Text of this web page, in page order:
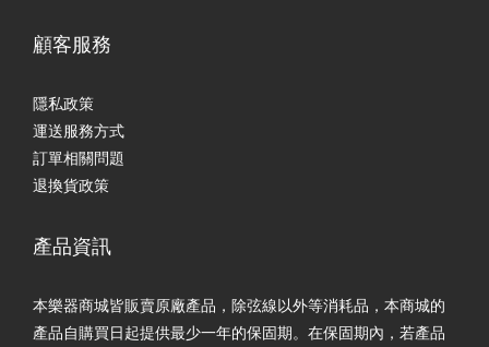
顧客服務
隱私政策
運送服務方式
訂單相關問題
退換貨政策
產品資訊
本樂器商城皆販賣原廠產品，除弦線以外等消耗品，本商城的
產品自購買日起提供最少一年的保固期。在保固期內，若產品